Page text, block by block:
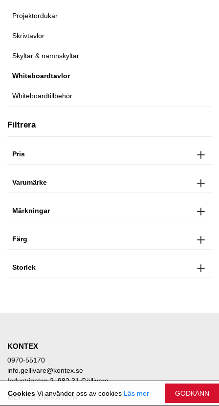
Projektordukar
Skrivtavlor
Skyltar & namnskyltar
Whiteboardtavlor
Whiteboardtillbehör
Filtrera
Pris
Varumärke
Märkningar
Färg
Storlek
KONTEX
0970-55170
info.gellivare@kontex.se
Industrigatan 2, 982 31 Gällivare
MER INFORMATION
Cookies Vi använder oss av cookies Läs mer GODKÄNN